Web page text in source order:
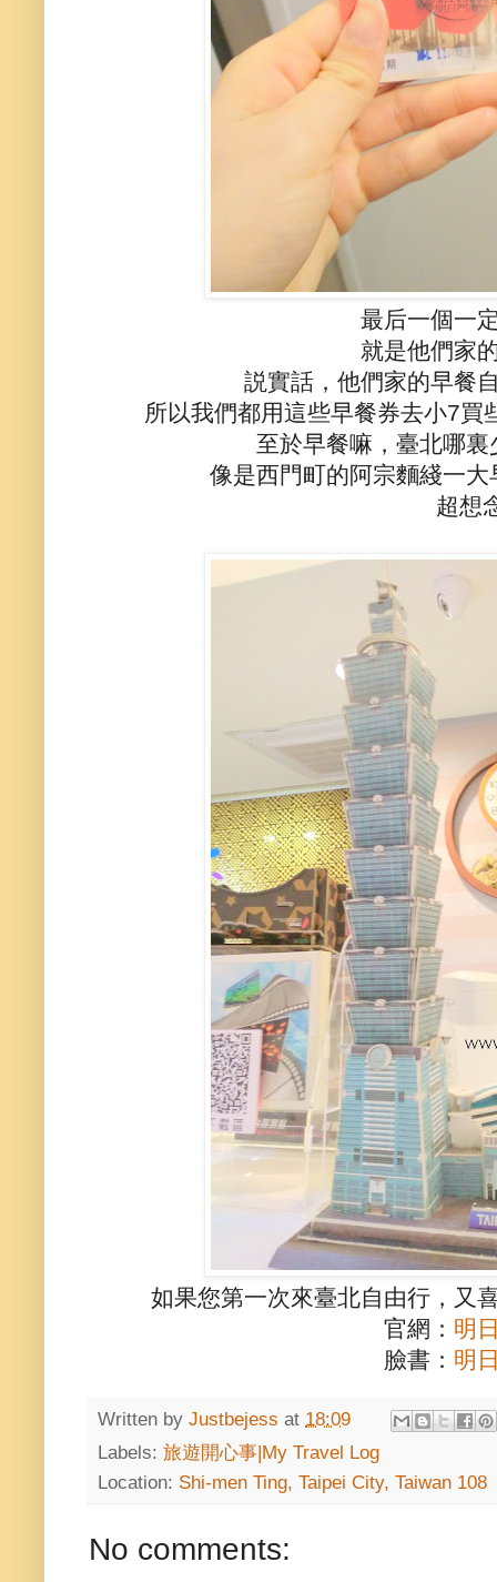
最后一個一
就是他們家
説實話，他們家的早餐
所以我們都用這些早餐券去小7買
至於早餐嘛，臺北哪
像是西門町的阿宗麵綫一
超想
如果您第一次來臺北自由行，又
官網： 明
臉書： 明
Written by Justbejess at 18:09
Labels: 旅遊開心事|My Travel Log
Location: Shi-men Ting, Taipei City, Taiwan 108
No comments: